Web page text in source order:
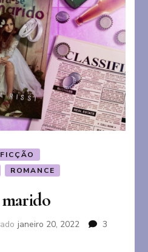
FICÇÃO
ROMANCE
janeiro 20, 2022
3